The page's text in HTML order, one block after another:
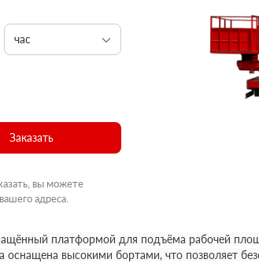
час
Заказать
вы можете
адреса.
платформой для подъёма рабочей
оснащена высокими бортами, что позволяет